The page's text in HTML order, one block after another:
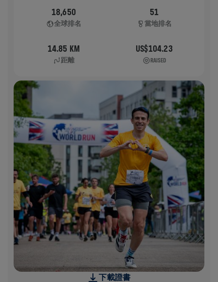
18,650
全球排名
51
當地排名
14.85 KM
距離
US$104.23
RAISED
下載證書